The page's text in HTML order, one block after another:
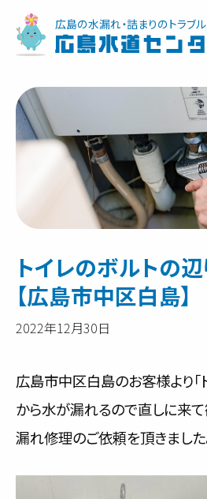
広島の水漏れ・詰まりのトラブル
広島水道センター
サービス内容と
料金一覧
トイレのボルトの
【広島市中区白島】
2022年12月30日
広島市中区白島のお客様より「
から水が漏れるので直しに来て
漏れ修理のご依頼を頂きました